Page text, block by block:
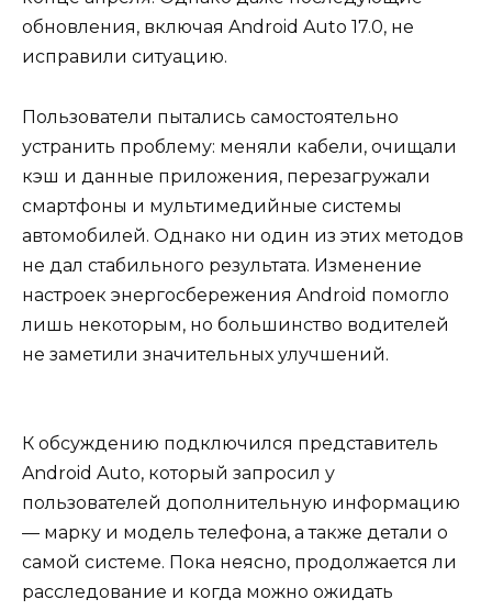
обновления, включая Android Auto 17.0, не
исправили ситуацию.
Пользователи пытались самостоятельно
устранить проблему: меняли кабели, очищали
кэш и данные приложения, перезагружали
смартфоны и мультимедийные системы
автомобилей. Однако ни один из этих методов
не дал стабильного результата. Изменение
настроек энергосбережения Android помогло
лишь некоторым, но большинство водителей
не заметили значительных улучшений.
К обсуждению подключился представитель
Android Auto, который запросил у
пользователей дополнительную информацию
— марку и модель телефона, а также детали о
самой системе. Пока неясно, продолжается ли
расследование и когда можно ожидать